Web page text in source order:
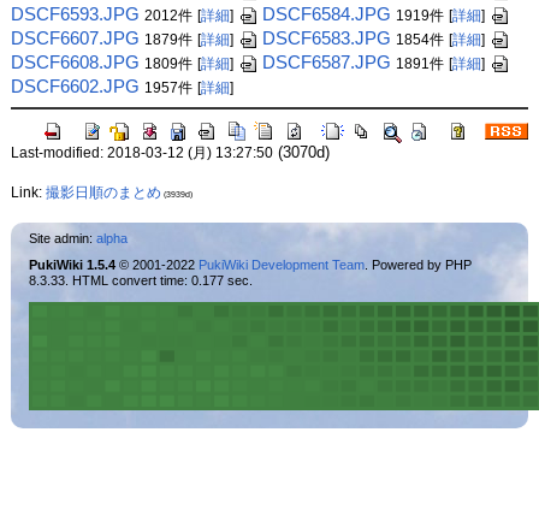
DSCF6593.JPG 2012件 [詳細] DSCF6584.JPG 1919件 [詳細]
DSCF6607.JPG 1879件 [詳細] DSCF6583.JPG 1854件 [詳細]
DSCF6608.JPG 1809件 [詳細] DSCF6587.JPG 1891件 [詳細]
DSCF6602.JPG 1957件 [詳細]
Last-modified: 2018-03-12 (月) 13:27:50(3070d)
Link: 撮影日順のまとめ (3939d)
Site admin: alpha
PukiWiki 1.5.4© 2001-2022 PukiWiki Development Team. Powered by PHP
8.3.33. HTML convert time: 0.177 sec.